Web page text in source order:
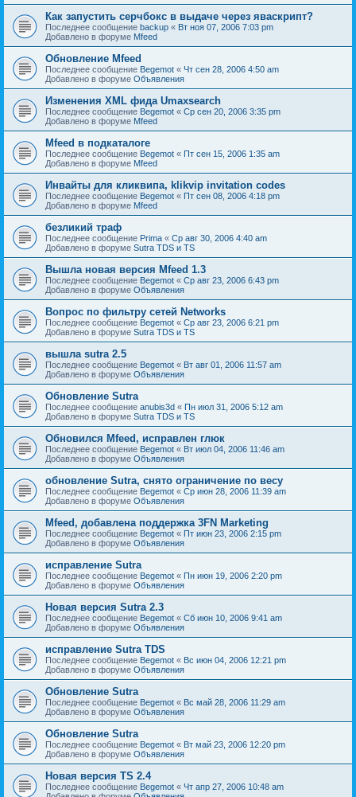
Как запустить серчбокс в выдаче через яваскрипт?
Последнее сообщение backup « Вт ноя 07, 2006 7:03 pm
Добавлено в форуме Mfeed
Обновление Mfeed
Последнее сообщение Begemot « Чт сен 28, 2006 4:50 am
Добавлено в форуме Объявления
Изменения XML фида Umaxsearch
Последнее сообщение Begemot « Ср сен 20, 2006 3:35 pm
Добавлено в форуме Mfeed
Mfeed в подкаталоге
Последнее сообщение Begemot « Пт сен 15, 2006 1:35 am
Добавлено в форуме Mfeed
Инвайты для кликвипа, klikvip invitation codes
Последнее сообщение Begemot « Пт сен 08, 2006 4:18 pm
Добавлено в форуме Mfeed
безликий траф
Последнее сообщение Prima « Ср авг 30, 2006 4:40 am
Добавлено в форуме Sutra TDS и TS
Вышла новая версия Mfeed 1.3
Последнее сообщение Begemot « Ср авг 23, 2006 6:43 pm
Добавлено в форуме Объявления
Вопрос по фильтру сетей Networks
Последнее сообщение Begemot « Ср авг 23, 2006 6:21 pm
Добавлено в форуме Sutra TDS и TS
вышла sutra 2.5
Последнее сообщение Begemot « Вт авг 01, 2006 11:57 am
Добавлено в форуме Объявления
Обновление Sutra
Последнее сообщение anubis3d « Пн июл 31, 2006 5:12 am
Добавлено в форуме Sutra TDS и TS
Обновился Mfeed, исправлен глюк
Последнее сообщение Begemot « Вт июл 04, 2006 11:46 am
Добавлено в форуме Объявления
обновление Sutra, снято ограничение по весу
Последнее сообщение Begemot « Ср июн 28, 2006 11:39 am
Добавлено в форуме Объявления
Mfeed, добавлена поддержка 3FN Marketing
Последнее сообщение Begemot « Пт июн 23, 2006 2:15 pm
Добавлено в форуме Объявления
исправление Sutra
Последнее сообщение Begemot « Пн июн 19, 2006 2:20 pm
Добавлено в форуме Объявления
Новая версия Sutra 2.3
Последнее сообщение Begemot « Сб июн 10, 2006 9:41 am
Добавлено в форуме Объявления
исправление Sutra TDS
Последнее сообщение Begemot « Вс июн 04, 2006 12:21 pm
Добавлено в форуме Объявления
Обновление Sutra
Последнее сообщение Begemot « Вс май 28, 2006 11:29 am
Добавлено в форуме Объявления
Обновление Sutra
Последнее сообщение Begemot « Вт май 23, 2006 12:20 pm
Добавлено в форуме Объявления
Новая версия TS 2.4
Последнее сообщение Begemot « Чт апр 27, 2006 10:48 am